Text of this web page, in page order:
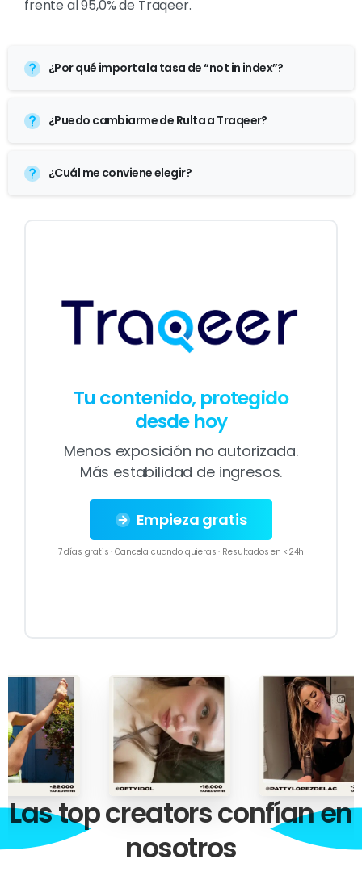
frente al 95,0% de Traqeer.
¿Por qué importa la tasa de “not in index”?
¿Puedo cambiarme de Rulta a Traqeer?
¿Cuál me conviene elegir?
Tu contenido, protegido
desde hoy
Menos exposición no autorizada.
Más estabilidad de ingresos.
Empieza gratis
7 días gratis · Cancela cuando quieras · Resultados en <24h
Lastopcreatorsconfíanen
nosotros